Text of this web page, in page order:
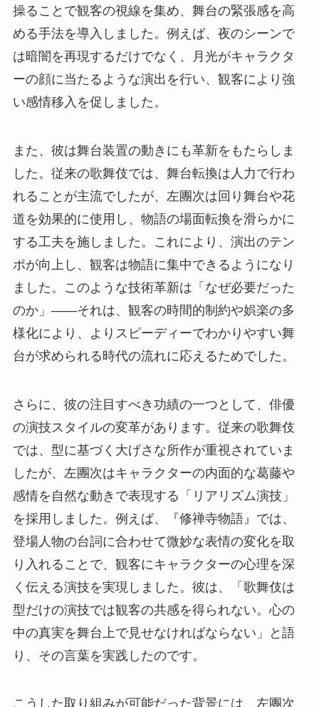
操ることで観客の視線を集め、舞台の緊張感を高
める手法を導入しました。例えば、夜のシーンで
は暗闇を再現するだけでなく、月光がキャラクタ
ーの顔に当たるような演出を行い、観客により強
い感情移入を促しました。
また、彼は舞台装置の動きにも革新をもたらしま
した。従来の歌舞伎では、舞台転換は人力で行わ
れることが主流でしたが、左團次は回り舞台や花
道を効果的に使用し、物語の場面転換を滑らかに
する工夫を施しました。これにより、演出のテン
ポが向上し、観客は物語に集中できるようになり
ました。このような技術革新は「なぜ必要だった
のか」――それは、観客の時間的制約や娯楽の多
様化により、よりスピーディーでわかりやすい舞
台が求められる時代の流れに応えるためでした。
さらに、彼の注目すべき功績の一つとして、俳優
の演技スタイルの変革があります。従来の歌舞伎
では、型に基づく大げさな所作が重視されていま
したが、左團次はキャラクターの内面的な葛藤や
感情を自然な動きで表現する「リアリズム演技」
を採用しました。例えば、『修禅寺物語』では、
登場人物の台詞に合わせて微妙な表情の変化を取
り入れることで、観客にキャラクターの心理を深
く伝える演技を実現しました。彼は、「歌舞伎は
型だけの演技では観客の共感を得られない。心の
中の真実を舞台上で見せなければならない」と語
り、その言葉を実践したのです。
こうした取り組みが可能だった背景には、左團次